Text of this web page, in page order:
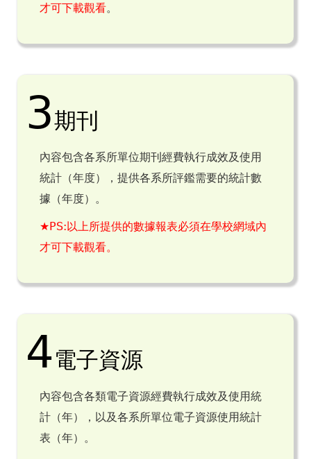
才可下載觀看。
3期刊
內容包含各系所單位期刊經費執行成效及使用
統計（年度），提供各系所評鑑需要的統計數
據（年度）。
★PS:以上所提供的數據報表必須在學校網域內
才可下載觀看。
4電子資源
內容包含各類電子資源經費執行成效及使用統
計（年），以及各系所單位電子資源使用統計
表（年）。